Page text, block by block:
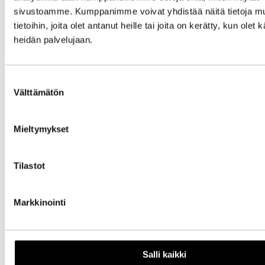
sivustoamme. Kumppanimme voivat yhdistää näitä tietoja
tietoihin, joita olet antanut heille tai joita on kerätty, kun olet
heidän palvelujaan.
valinta
Välttämätön
Mieltymykset
Tilastot
Markkinointi
Salli kaikki
Aihe
Nimi
Sähköpostiosoite
Kotisivu